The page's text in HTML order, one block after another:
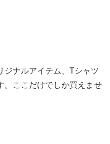
ジナルアイテム、Tシャツ
。ここだけでしか買えませ